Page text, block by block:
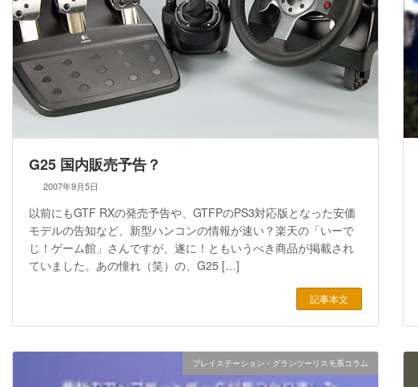
G25 国内販売予告？
2007年9月5日
以前にもGTF RXの発売予告や、GTFPのPS3対応版となった安価
モデルの告知など、新型ハンコンの情報が速い？楽天の「いーで
じ！ゲーム館」さんですが、遂に！ともいうべき商品が掲載され
ていました。あの憧れ（笑）の、G25 […]
記事本文
プレイステーション・グランツーリスモ系コラム